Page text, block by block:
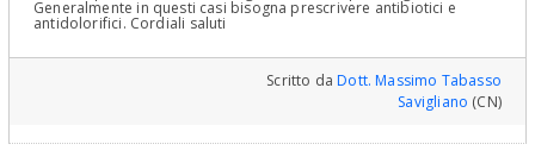
Generalmente in questi casi bisogna prescrivere antibiotici e
antidolorifici. Cordiali saluti
Scritto daDott. Massimo Tabasso
Savigliano (CN)